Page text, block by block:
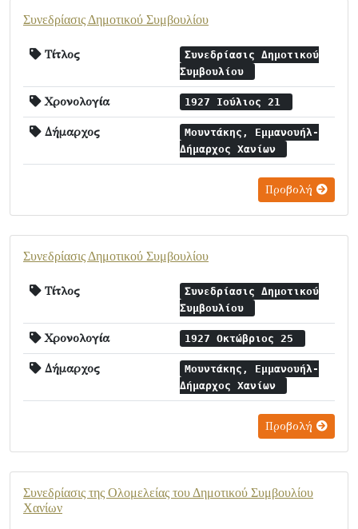
Συνεδρίασις Δημοτικού Συμβουλίου
Τίτλος
Συνεδρίασις Δημοτικού
Συμβουλίου
Χρονολογία 1927 Ιούλιος 21
Δήμαρχος
Μουντάκης, Εμμανουήλ-
Δήμαρχος Χανίων
Προβολή
Συνεδρίασις Δημοτικού Συμβουλίου
Τίτλος
Συνεδρίασις Δημοτικού
Συμβουλίου
Χρονολογία 1927 Οκτώβριος 25
Δήμαρχος
Μουντάκης, Εμμανουήλ-
Δήμαρχος Χανίων
Προβολή
Συνεδρίασις της Ολομελείας του Δημοτικού Συμβουλίου
Χανίων